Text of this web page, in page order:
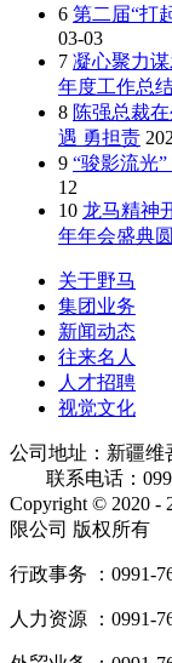
6 第二届“打
03-03
7 凝心聚力
年度工作总
8 陈强总裁
遇 勇担责
9 “骏影流光
12
10 龙马精神
年年会盛典
关于野马
集团业务
新闻动态
往来名人
人才招聘
视觉文化
公司地址：新疆维
联系电话：
Copyright © 2020 -
限公司 版权所有
行政事务 ：0991-
人力资源 ：0991-